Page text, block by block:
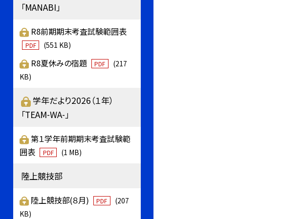
「MANABI」
R8前期期末考査試験範囲表
PDF (551 KB)
R8夏休みの宿題 PDF
(217
KB)
学年だより2026（１年）
「TEAM-WA-」
第１学年前期期末考査試験範
囲表
PDF (1 MB)
陸上競技部
陸上競技部(８月) PDF
(207
KB)